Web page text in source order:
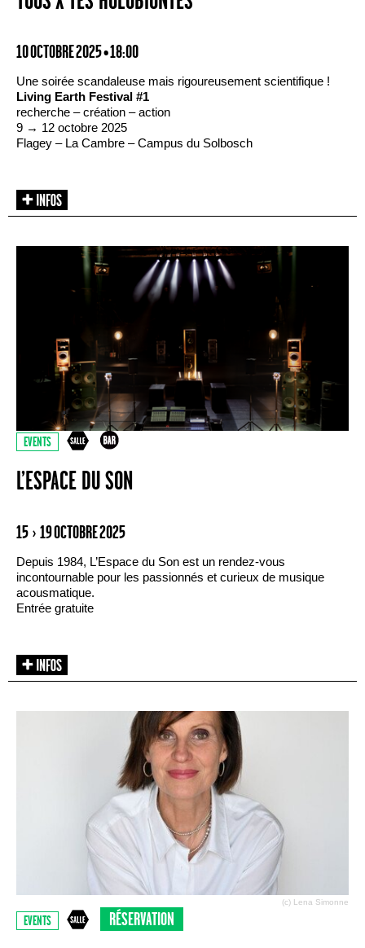
10 OCTOBRE 2025 • 18:00
Une soirée scandaleuse mais rigoureusement scientifique !
Living Earth Festival #1
recherche – création – action
9 → 12 octobre 2025
Flagey – La Cambre – Campus du Solbosch
EVENTS
L’ESPACE DU SON
15 › 19 OCTOBRE 2025
Depuis 1984, L’Espace du Son est un rendez-vous
incontournable pour les passionnés et curieux de musique
acousmatique.
Entrée gratuite
(c) Lena Simonne
EVENTS RÉSERVATION